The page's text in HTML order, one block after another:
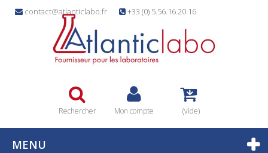
contact@atlanticlabo.fr +33 (0) 5.56.16.20.16
Rechercher Mon compte (vide)
MENU